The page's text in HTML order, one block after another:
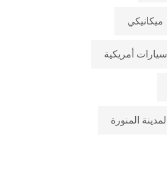
ميكانيكي
أمريكية
المنورة